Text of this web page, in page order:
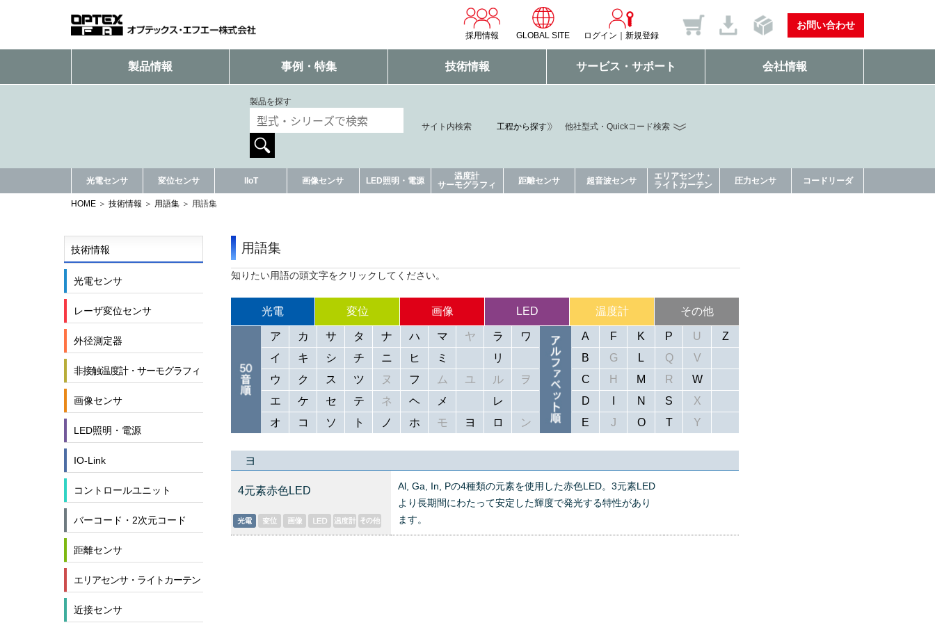
採用情報 GLOBAL SITE ログイン 新規登録
お問い合わせ
製品情報 事例・特集 技術情報 サービス・サポート 会社情報
製品を探す
サイト内検索 工程から探す 他社型式・Quickコード検索
光電センサ 変位センサ IIoT 画像センサ LED照明・電源
温度計
サーモグラフィ
距離センサ 超音波センサ
エリアセンサ・
ライトカーテン
圧力センサ コードリーダ
HOME 技術情報 用語集 用語集
技術情報
光電センサ
レーザ変位センサ
外径測定器
非接触温度計・サーモグラフィ
画像センサ
LED照明・電源
IO-Link
コントロールユニット
バーコード・2次元コード
距離センサ
エリアセンサ・ライトカーテン
近接センサ
用語集
知りたい用語の頭文字をクリックしてください。
光電 変位 画像 LED 温度計
その他
ア
カ サ タ ナ ハ マ ヤ ラ ワ A F K P U
Z
イ
キ シ チ ニ ヒ ミ リ B G L Q
V
ウ
ク ス ツ ヌ フ ム ユ ル ヲ C H M R
W
エ
ケ セ テ ネ ヘ メ レ D I N S
X
オ
コ ソ ト ノ ホ モ ヨ ロ ン E J O T Y
ヨ
4元素赤色LED
Al, Ga, In, Pの4種類の元素を使用した赤色LED。3元素LED
より長期間にわたって安定した輝度で発光する特性があり
ます。